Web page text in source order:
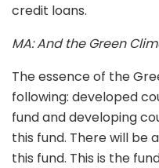
credit loans.
MA: And the Green
The essence of the
following: developed
fund and developing
this fund. There will be
this fund. This is the